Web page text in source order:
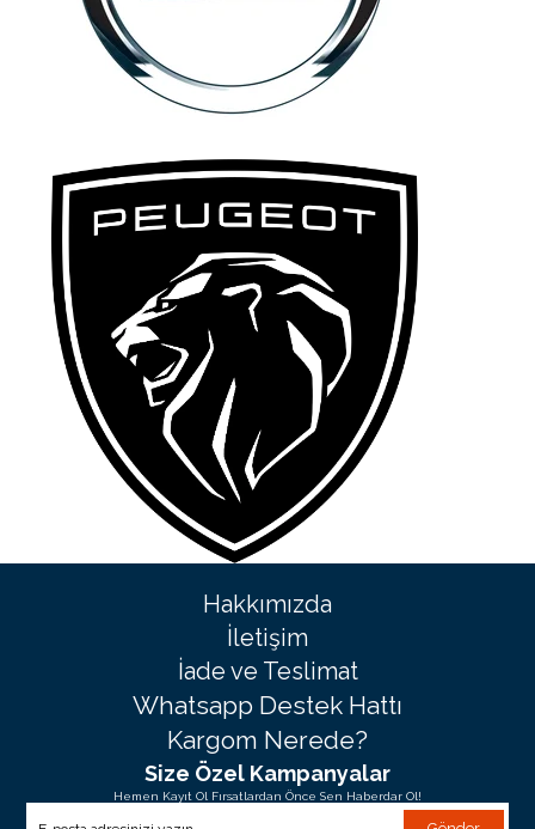
Hakkımızda
İletişim
İade ve Teslimat
Whatsapp Destek Hattı
Kargom Nerede?
Size Özel Kampanyalar
Hemen Kayıt Ol Fırsatlardan Önce Sen Haberdar Ol!